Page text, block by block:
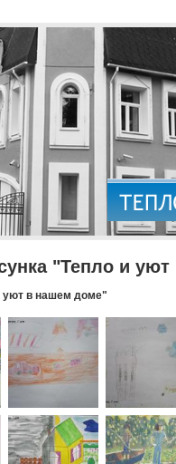
"Тепло и
уют в нашем доме"